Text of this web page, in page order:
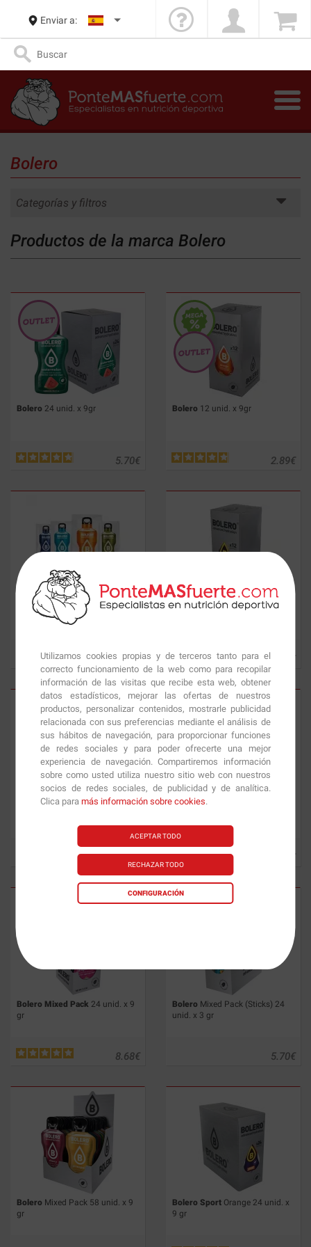
Utilizamos cookies propias y de terceros tanto para el
correcto funcionamiento de la web como para recopilar
información de las visitas que recibe esta web, obtener
datos estadísticos, mejorar las ofertas de nuestros
productos, personalizar contenidos, mostrarle publicidad
relacionada con sus preferencias mediante el análisis de
sus hábitos de navegación, para proporcionar funciones
de redes sociales y para poder ofrecerte una mejor
experiencia de navegación. Compartiremos información
sobre como usted utiliza nuestro sitio web con nuestros
socios de redes sociales, de publicidad y de analítica.
Clica paramás información sobre cookies.
ACEPTAR TODO
RECHAZAR TODO
CONFIGURACIÓN
Enviar a:
Bolero
Categorías y filtros
Productos de la marca Bolero
Bolero 24 unid. x 9gr
€
5.70
Bolero 12 unid. x 9gr
€
2.89
2 sobres BOLERO aleatorios
€
0.83
Bolero SportOrange 12 unid. x
BoleroENERGY 6 unid. x 14 gr
€
3.26
Bolero Mixed Pack
Bolero Mixed Pack 24 unid. x 9
gr
€
8.68
Bolero Mixed Pack (Sticks) 24
unid. x 3 gr
€
5.70
Bolero Mixed Pack 58 unid. x 9
gr
Bolero Sport Orange 24 unid. x
9 gr